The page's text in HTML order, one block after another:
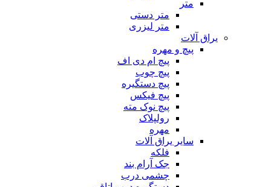
متر
متر دستی
متر لیزری
یراق آلات
پیچ و مهره
پیچ ام دی اف
پیچ چوب
پیچ دستگیره
پیچ فیکس
پیچ نوک مته
رولپلاک
مهره
سایر یراق آلات
فلکه
جک آرام بند
چشمی درب